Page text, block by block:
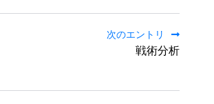
次のエントリ
戦術分析